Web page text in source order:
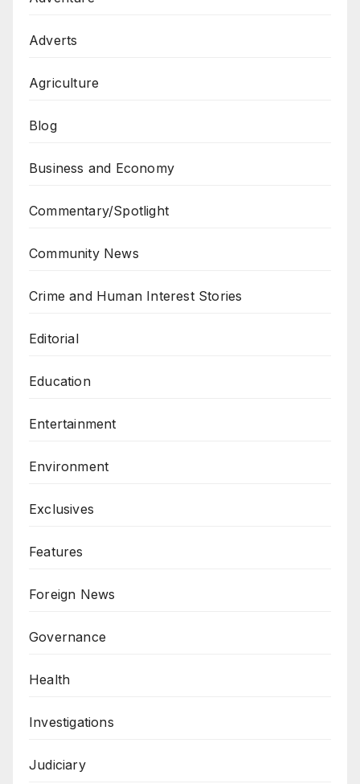
Adverts
Agriculture
Blog
Business and Economy
Commentary/Spotlight
Community News
Crime and Human Interest Stories
Editorial
Education
Entertainment
Environment
Exclusives
Features
Foreign News
Governance
Health
Investigations
Judiciary